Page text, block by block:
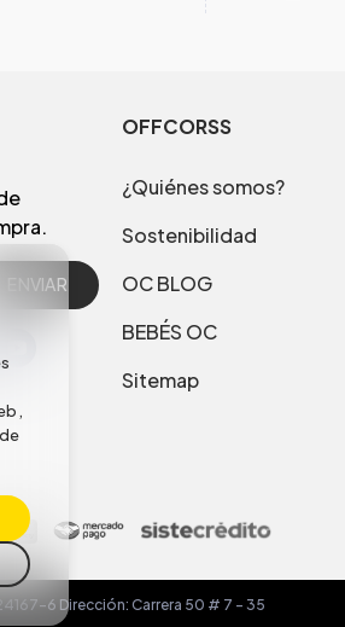
ENVIAR
OFFCORSS
¿Quiénes somos?
Sostenibilidad
OC BLOG
BEBÉS OC
Sitemap
6 Dirección: Carrera 50 # 7 – 35